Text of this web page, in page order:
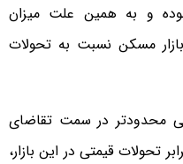
و به همین علت میزان
مسکن نسبت به تحولات
محدودتر در سمت تقاضای
تحولات قیمتی در این بازار،